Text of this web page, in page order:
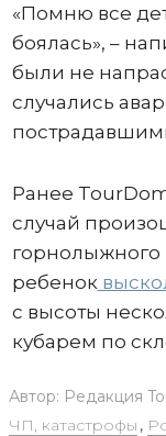
«Помню все
боялась», –
были не
случались
Ранее
случай
ребенок
с высоты
кубарем по
Автор: Редакция
ЧП, катастрофы ,